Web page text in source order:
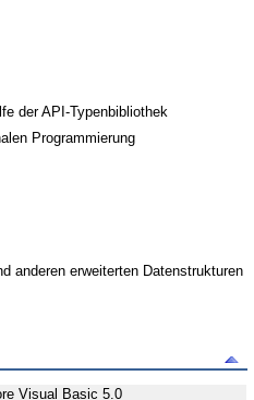
der API-Typenbibliothek
Programmierung
anderen erweiterten Datenstrukturen
Visual Basic 5.0